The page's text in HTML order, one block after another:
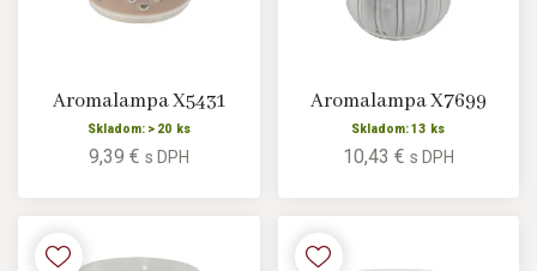
Aromalampa X5431
Skladom: > 20 ks
9,39 € s DPH
Aromalampa X7699
Skladom: 13 ks
10,43 € s DPH